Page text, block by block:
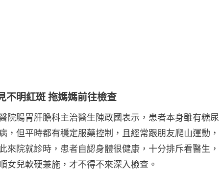
不明紅斑 拖媽媽前往檢查
院腸胃肝膽科主治醫生陳政國表示，患者本身雖有糖尿
，但平時都有穩定服藥控制，且經常跟朋友爬山運動，
來院就診時，患者自認身體很健康，十分排斥看醫生，
女兒軟硬兼施，才不得不來深入檢查。